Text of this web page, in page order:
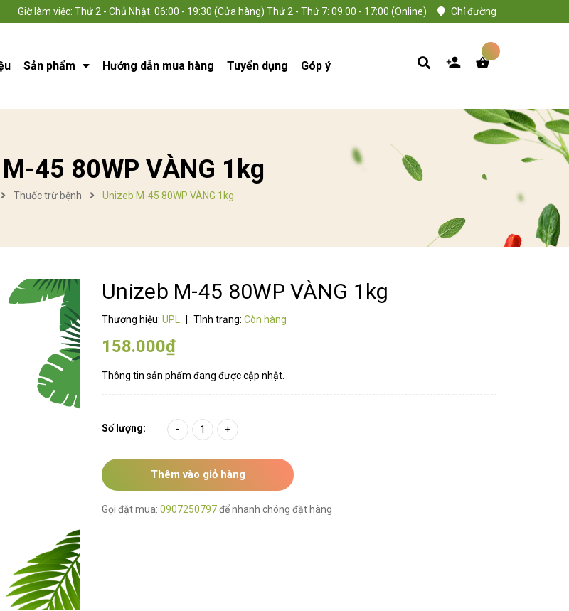
Giờ làm việc: Thứ 2 - Chủ Nhật: 06:00 - 19:30 (Cửa hàng) Thứ 2 - Thứ 7: 09:00 - 17:00 (Online) Chỉ đường
Sản phẩm Hướng dẫn mua hàng Tuyển dụng Góp ý
45 80WP VÀNG 1kg
Thuốc trừ bệnh Unizeb M-45 80WP VÀNG 1kg
Unizeb M-45 80WP VÀNG 1kg
Thương hiệu: UPL Tình trạng: Còn hàng
158.000₫
Thông tin sản phẩm đang được cập nhật.
Số lượng: - +
Thêm vào giỏ hàng
Gọi đặt mua: 0907250797để nhanh chóng đặt hàng